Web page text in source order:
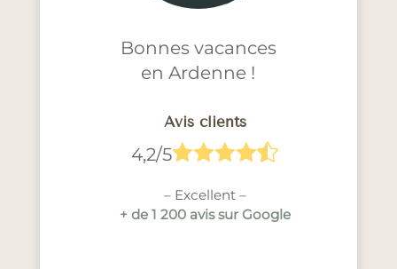
Bonnes vacances
en Ardenne !
Avis clients
4,2/5
– Excellent –
+ de 1 200 avis sur Google